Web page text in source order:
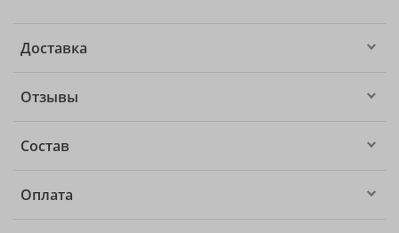
Доставка
Отзывы
Состав
Оплата